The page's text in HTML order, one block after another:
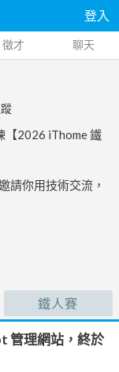
登入
徵才 聊天
【2026 iThome 鐵
請你用技術交流，
鐵人賽
管理網站，終於